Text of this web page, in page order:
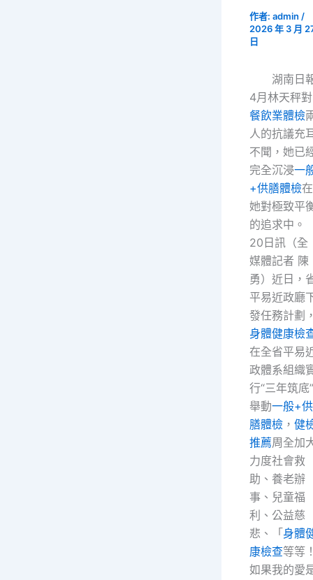
作者: admin /
2026 年 3 月
日
湖南日
4月林天秤對
餐飲業體檢
人的抗議充
不聞，她已
完全沉浸一
+供膳體檢在
她對極致平
的追求中。
20日訊（全
媒體記者 陳
勇）近日，
平易近政廳
發任務計劃，
身體健康檢
在全省平易
政體系組織
行“三年筑底”
舉動一般+供
膳體檢 ， 健
推薦周全加
力度社會救
助、養老辦
事、兒童福
利、公益慈
悲、「 身體
康檢查等等！
如果我的愛